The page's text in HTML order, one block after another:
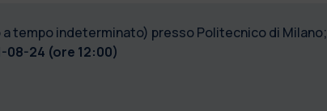
a tempo indeterminato) presso Politecnico di
08-24 (ore 12:00)